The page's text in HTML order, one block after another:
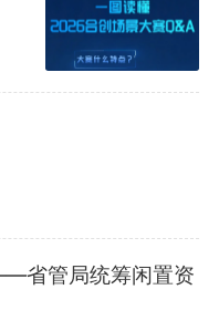
间降雨明显
省管局统筹闲置资